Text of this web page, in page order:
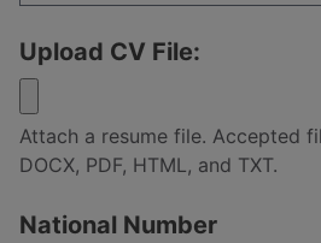
Upload CV File:
Attach a resume file. Accepted
DOCX, PDF, HTML, and TXT.
National Number